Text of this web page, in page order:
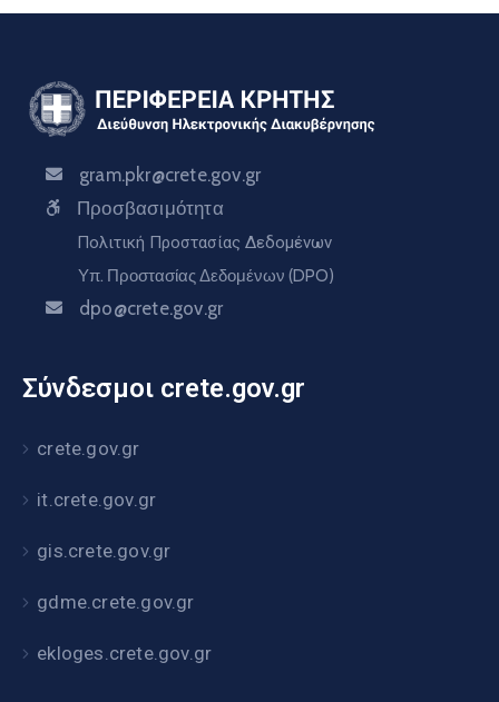
gram.pkr@crete.gov.gr
Προσβασιμότητα
Πολιτική Προστασίας Δεδομένων
Υπ. Προστασίας Δεδομένων (DPO)
dpo@crete.gov.gr
Σύνδεσμοι crete.gov.gr
crete.gov.gr
it.crete.gov.gr
gis.crete.gov.gr
gdme.crete.gov.gr
ekloges.crete.gov.gr